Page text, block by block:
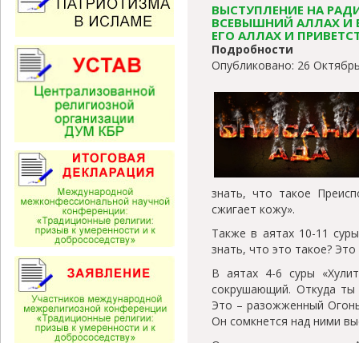
ВЫСТУПЛЕНИЕ НА
ВСЕВЫШНИЙ АЛЛАХ И
ЕГО АЛЛАХ И
Подробности
Опубликовано: 26
знать, что такое
сжигает кожу».
Также в аятах 10-11
знать, что это такое?
В аятах 4-6 суры «
сокрушающий. Откуда
Это – разожженный
Он сомкнется над ними